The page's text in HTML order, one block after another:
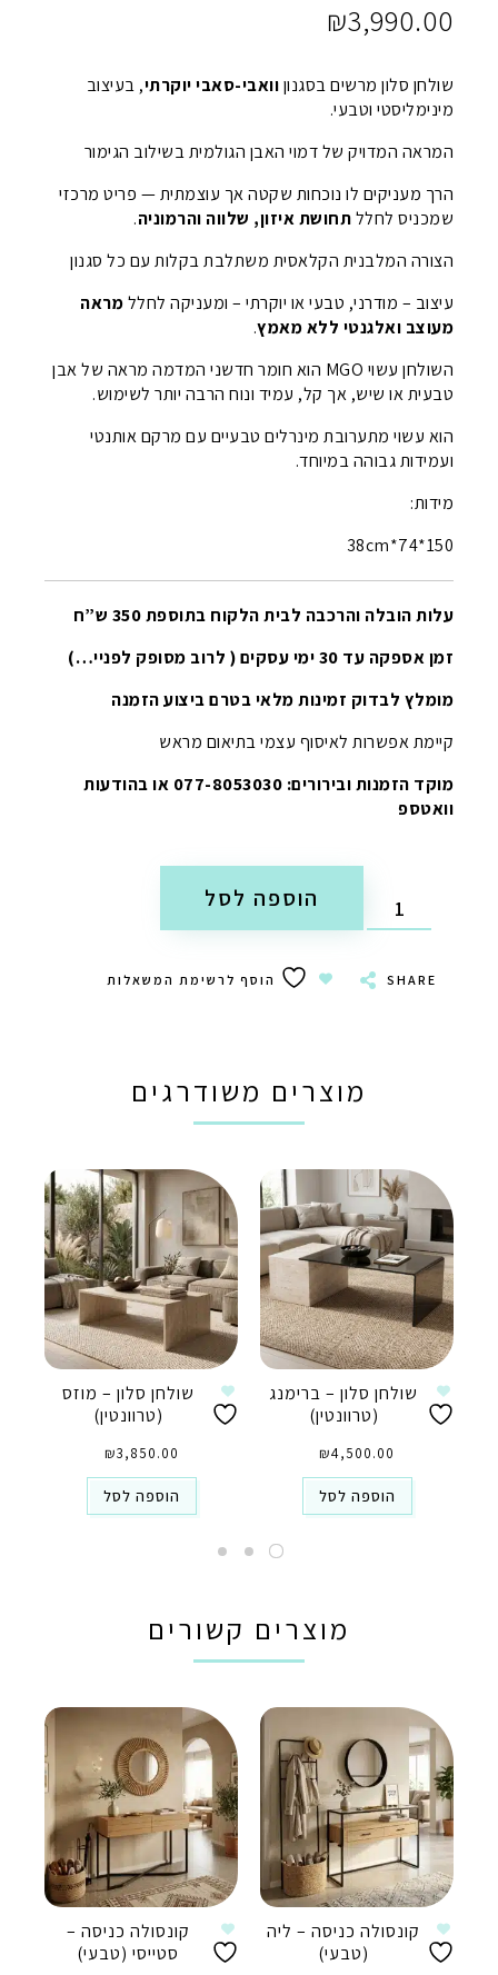
₪3,990.00
שולחן סלון מרשים בסגנוןוואבי-סאבי יוקרתי, בעיצוב
מינימליסטי וטבעי.
המראה המדויק של דמוי האבן הגולמית בשילוב הגימור
הרך מעניקים לו נוכחות שקטה אך עוצמתית — פריט מרכזי
שמכניס לחללתחושת איזון, שלווה והרמוניה.
הצורה המלבנית הקלאסית משתלבת בקלות עם כל סגנון
עיצוב – מודרני, טבעי או יוקרתי – ומעניקה לחללמראה
מעוצב ואלגנטי ללא מאמץ.
השולחן עשוי MGO הוא חומר חדשני המדמה מראה של אבן
טבעית או שיש, אך קל, עמיד ונוח הרבה יותר לשימוש.
הוא עשוי מתערובת מינרלים טבעיים עם מרקם אותנטי
ועמידות גבוהה במיוחד.
מידות:
150*74*38cm
עלות הובלה והרכבה לבית הלקוח בתוספת 350 ש”ח
זמן אספקה עד 30 ימי עסקים ( לרוב מסופק לפניי…)
מומלץ לבדוק זמינות מלאי בטרם ביצוע הזמנה
קיימת אפשרות לאיסוף עצמי בתיאום מראש
מוקד הזמנות ובירורים: 077-8053030 או בהודעות
וואטספ
הוספה לסל
SHARE הוסף לרשימת המשאלות
מוצרים משודרגים
שולחן סלון – ברימנג
(טרוונטין)
₪4,500.00
הוספה לסל
שולחן סלון – מוזס
(טרוונטין)
₪3,850.00
הוספה לסל
מוצרים קשורים
קונסולה כניסה – ליה
(טבעי)
קונסולה כניסה –
סטייסי (טבעי)